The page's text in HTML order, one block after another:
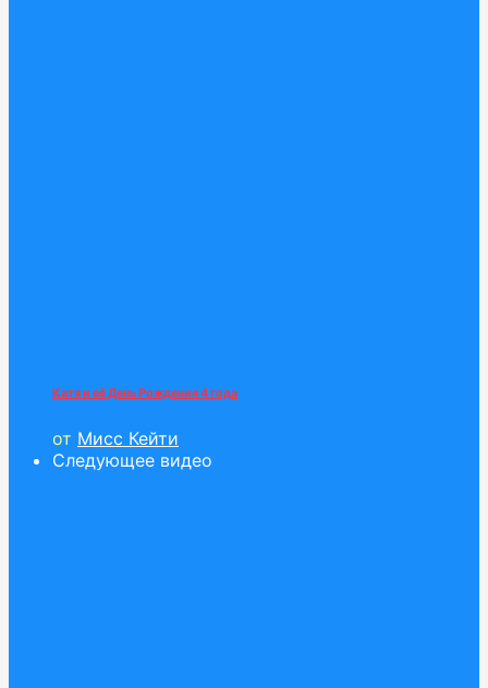
Катя и её День Рождения 4 года
от Мисс Кейти
Следующее видео